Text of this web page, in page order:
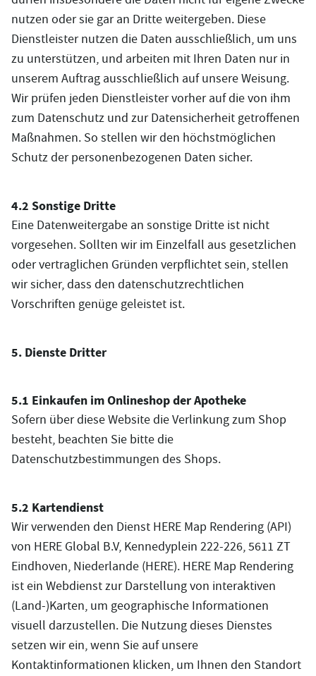
nutzen oder sie gar an Dritte weitergeben. Diese
Dienstleister nutzen die Daten ausschließlich, um uns
zu unterstützen, und arbeiten mit Ihren Daten nur in
unserem Auftrag ausschließlich auf unsere Weisung.
Wir prüfen jeden Dienstleister vorher auf die von ihm
zum Datenschutz und zur Datensicherheit getroffenen
Maßnahmen. So stellen wir den höchstmöglichen
Schutz der personenbezogenen Daten sicher.
4.2 Sonstige Dritte
Eine Datenweitergabe an sonstige Dritte ist nicht
vorgesehen. Sollten wir im Einzelfall aus gesetzlichen
oder vertraglichen Gründen verpflichtet sein, stellen
wir sicher, dass den datenschutzrechtlichen
Vorschriften genüge geleistet ist.
5. Dienste Dritter
5.1 Einkaufen im Onlineshop der Apotheke
Sofern über diese Website die Verlinkung zum Shop
besteht, beachten Sie bitte die
Datenschutzbestimmungen des Shops.
5.2 Kartendienst
Wir verwenden den Dienst HERE Map Rendering (API)
von HERE Global B.V, Kennedyplein 222-226, 5611 ZT
Eindhoven, Niederlande (HERE). HERE Map Rendering
ist ein Webdienst zur Darstellung von interaktiven
(Land-)Karten, um geographische Informationen
visuell darzustellen. Die Nutzung dieses Dienstes
setzen wir ein, wenn Sie auf unsere
Kontaktinformationen klicken, um Ihnen den Standort